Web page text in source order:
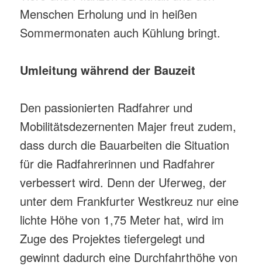
Menschen Erholung und in heißen
Sommermonaten auch Kühlung bringt.
Umleitung während der Bauzeit
Den passionierten Radfahrer und
Mobilitätsdezernenten Majer freut zudem,
dass durch die Bauarbeiten die Situation
für die Radfahrerinnen und Radfahrer
verbessert wird. Denn der Uferweg, der
unter dem Frankfurter Westkreuz nur eine
lichte Höhe von 1,75 Meter hat, wird im
Zuge des Projektes tiefergelegt und
gewinnt dadurch eine Durchfahrthöhe von